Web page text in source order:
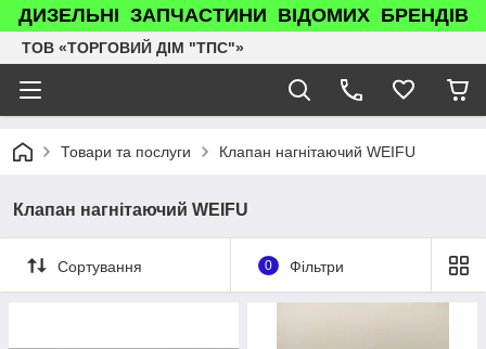
ДИЗЕЛЬНІ ЗАПЧАСТИНИ ВІДОМИХ БРЕНДІВ
ТОВ «ТОРГОВИЙ ДІМ "ТПС"»
Товари та послуги Клапан нагнітаючий WEIFU
Клапан нагнітаючий WEIFU
Сортування 0 Фільтри